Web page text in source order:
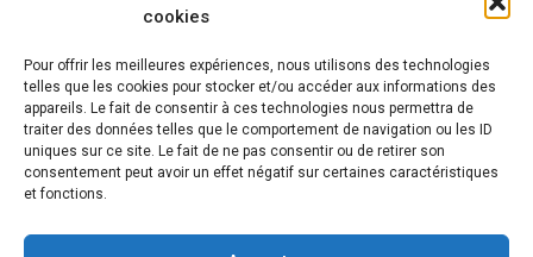
cookies
Pour offrir les meilleures expériences, nous utilisons des technologies
telles que les cookies pour stocker et/ou accéder aux informations des
appareils. Le fait de consentir à ces technologies nous permettra de
traiter des données telles que le comportement de navigation ou les ID
uniques sur ce site. Le fait de ne pas consentir ou de retirer son
consentement peut avoir un effet négatif sur certaines caractéristiques
et fonctions.Bienvenue à Saint-Victor de Cessieu !